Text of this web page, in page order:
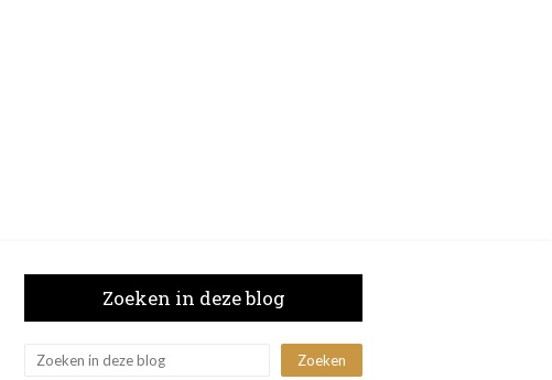
Zoeken in deze blog